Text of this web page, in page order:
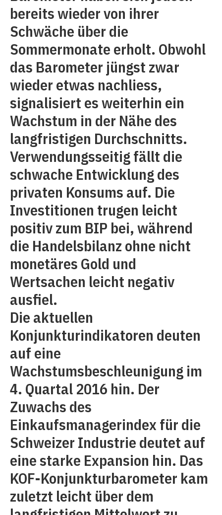
bereits wieder von ihrer
Schwäche über die
Sommermonate erholt. Obwohl
das Barometer jüngst zwar
wieder etwas nachliess,
signalisiert es weiterhin ein
Wachstum in der Nähe des
langfristigen Durchschnitts.
Verwendungsseitig fällt die
schwache Entwicklung des
privaten Konsums auf. Die
Investitionen trugen leicht
positiv zum BIP bei, während
die Handelsbilanz ohne nicht
monetäres Gold und
Wertsachen leicht negativ
ausfiel.
Die aktuellen
Konjunkturindikatoren deuten
auf eine
Wachstumsbeschleunigung im
4. Quartal 2016 hin. Der
Zuwachs des
Einkaufsmanagerindex für die
Schweizer Industrie deutet auf
eine starke Expansion hin. Das
KOF-Konjunkturbarometer kam
zuletzt leicht über dem